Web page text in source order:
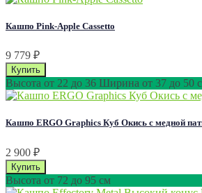
Кашпо Pink-Apple Cassetto
9 779 ₽
Высота от 22 до 36 Ширина от 37 до 50
Кашпо ERGO Graphics Куб Окись с медной
2 900 ₽
Высота от 72 до 95 см